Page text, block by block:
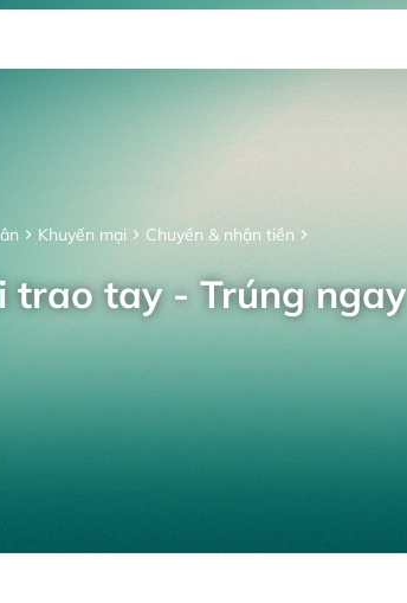
Khuyến mại Chuyển & nhận tiền
trao tay - Trúng